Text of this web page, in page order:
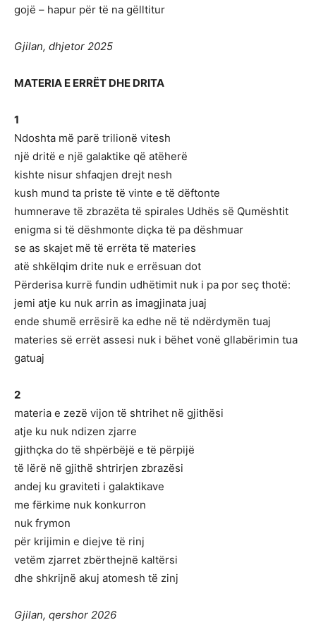
gojë – hapur për të na gëlltitur
Gjilan, dhjetor 2025
MATERIA E ERRËT DHE DRITA
1
Ndoshta më parë trilionë vitesh
një dritë e një galaktike që atëherë
kishte nisur shfaqjen drejt nesh
kush mund ta priste të vinte e të dëftonte
humnerave të zbrazëta të spirales Udhës së Qumështit
enigma si të dëshmonte diçka të pa dëshmuar
se as skajet më të errëta të materies
atë shkëlqim drite nuk e errësuan dot
Përderisa kurrë fundin udhëtimit nuk i pa por seç thotë:
jemi atje ku nuk arrin as imagjinata juaj
ende shumë errësirë ka edhe në të ndërdymën tuaj
materies së errët assesi nuk i bëhet vonë gllabërimin tua
gatuaj
2
materia e zezë vijon të shtrihet në gjithësi
atje ku nuk ndizen zjarre
gjithçka do të shpërbëjë e të përpijë
të lërë në gjithë shtrirjen zbrazësi
andej ku graviteti i galaktikave
me fërkime nuk konkurron
nuk frymon
për krijimin e diejve të rinj
vetëm zjarret zbërthejnë kaltërsi
dhe shkrijnë akuj atomesh të zinj
Gjilan, qershor 2026